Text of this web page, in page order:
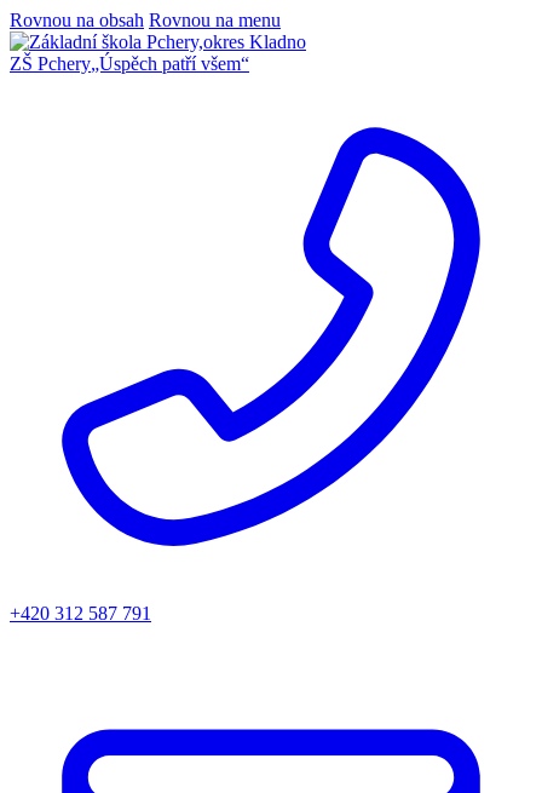
Rovnou na obsah Rovnou na menu
ZŠ Pchery„Úspěch patří všem“
+420 312 587 791